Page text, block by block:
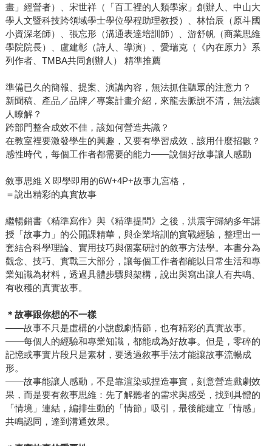
畫」經營者）、宋世祥（「百工裡的人類學家」創辦人、中山大
學人文暨科技跨領域學士學位學程助理教授）、林怡辰（原斗國
小資深老師）、張忘形（溝通表達培訓師）、游舒帆（商業思維
學院院長）、盧建彰（詩人、導演）、愛瑞克（《內在原力》系
列作者、TMBA共同創辦人） 精準推薦
準備已久的簡報、提案、演講內容，無法抓住聽眾的注意力？
新聞稿、產品／品牌／專案計畫介紹，來龍去脈說不清，無法讓
人瞭解？
跨部門整合成效不佳，該如何營造共識？
在教室裡要激發學生的興趣，又要有學習成效，該用什麼招數？
感性時代，每個工作者都需要的能力——說個好故事讓人感動
敘事思維 X 即學即用的6W+4P+故事九宮格，
＝說出精彩的真實故事
繼暢銷書《精準寫作》與《精準提問》之後，洪震宇歸納多年講
授「故事力」的公開課精華，與企業培訓的實戰經驗，整理出一
套結合科學理論、實用技巧與個案研討的敘事方法學。本書分為
觀念、技巧、實戰三大部分，讓每個工作者都能以日常生活和專
業知識為材料，透過具體步驟與架構，說出與寫出讓人有共鳴、
有收穫的真實故事。
＊故事跟你想的不一樣
——故事不只是虛構的小說戲劇情節，也有精彩的真實故事。
——每個人的經驗和專業知識，都能成為好故事。但是，零碎的
記憶或事實片段只是素材，要透過敘事手法才能讓故事流暢成
形。
——故事能讓人感動，不是靠渲染或捏造事實，刻意營造戲劇效
果，而是要有敘事思維：先了解聽者的需求與感受，找到具體的
「情境」連結，編排生動的「情節」吸引，最後能建立「情感」
共鳴認同，達到溝通效果。